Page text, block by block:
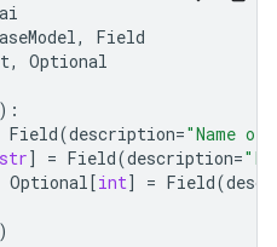
,
Field
, Optional
):
Field(description="Name
str] = Field(description=
Optional[int] = Field(